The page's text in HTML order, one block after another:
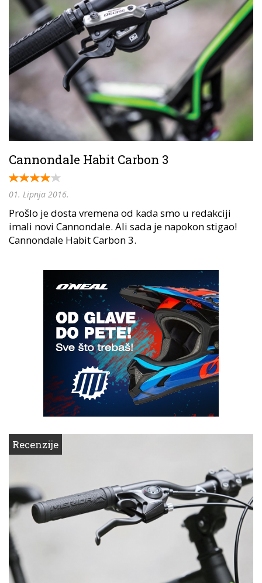
Cannondale Habit Carbon 3
01. Lipnja 2016.
Prošlo je dosta vremena od kada smo u redakciji
imali novi Cannondale. Ali sada je napokon stigao!
Cannondale Habit Carbon 3.
Recenzije